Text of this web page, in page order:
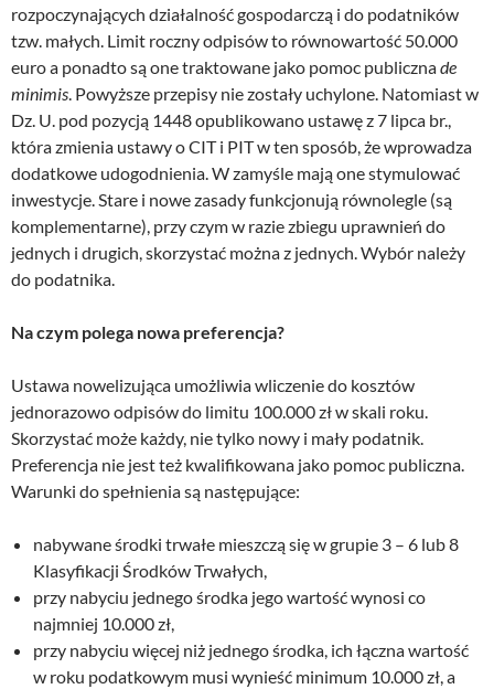
rozpoczynających działalność gospodarczą i do podatników
tzw. małych. Limit roczny odpisów to równowartość 50.000
euro a ponadto są one traktowane jako pomoc publicznade
minimis. Powyższe przepisy nie zostały uchylone. Natomiast w
Dz. U. pod pozycją 1448 opublikowano ustawę z 7 lipca br.,
która zmienia ustawy o CIT i PIT w ten sposób, że wprowadza
dodatkowe udogodnienia. W zamyśle mają one stymulować
inwestycje. Stare i nowe zasady funkcjonują równolegle (są
komplementarne), przy czym w razie zbiegu uprawnień do
jednych i drugich, skorzystać można z jednych. Wybór należy
do podatnika.
Na czym polega nowa preferencja?
Ustawa nowelizująca umożliwia wliczenie do kosztów
jednorazowo odpisów do limitu 100.000 zł w skali roku.
Skorzystać może każdy, nie tylko nowy i mały podatnik.
Preferencja nie jest też kwalifikowana jako pomoc publiczna.
Warunki do spełnienia są następujące:
nabywane środki trwałe mieszczą się w grupie 3 – 6 lub 8
Klasyfikacji Środków Trwałych,
przy nabyciu jednego środka jego wartość wynosi co
najmniej 10.000 zł,
przy nabyciu więcej niż jednego środka, ich łączna wartość
w roku podatkowym musi wynieść minimum 10.000 zł, a